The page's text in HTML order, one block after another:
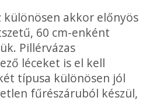
különösen akkor előnyös
60 cm-enként
Pillérvázas
léceket is el kell
típusa különösen jól
fűrészáruból készül,